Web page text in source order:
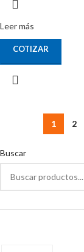
Buscar
Leer más
COTIZAR
1 2